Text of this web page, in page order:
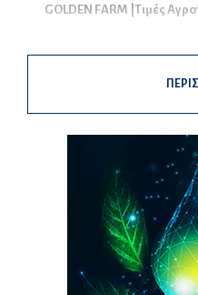
GOLDEN FARM |Τιμές